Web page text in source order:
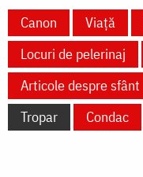
Canon Viață
Locuri de pelerinaj
Articole despre sfânt
Tropar
Condac